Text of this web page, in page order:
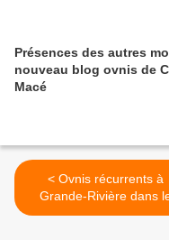
Présences des autres
nouveau blog ovnis de
Macé
< Ovnis récurrents à
Grande-Rivière dans
Jura en France